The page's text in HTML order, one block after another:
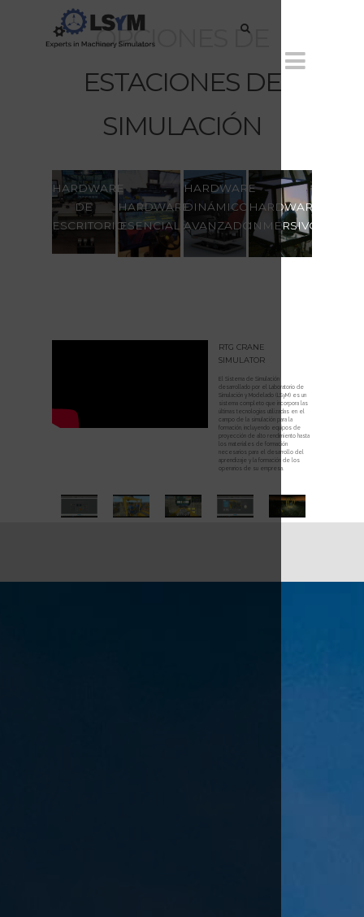
OPCIONES DE
ESTACIONES DE
SIMULACIÓN
HARDWARE
DE
ESCRITORIO
HARDWARE
ESENCIAL
HARDWARE
DINÁMICO
AVANZADO
HARDWARE
INMERSIVO
RTG CRANE
SIMULATOR
El Sistema de Simulación
desarrollado por el Laboratorio de
Simulación y Modelado (LSyM) es un
sistema completo que incorpora las
últimas tecnologías utilizadas en el
campo de la simulación para la
formación, incluyendo equipos de
proyección de alto rendimiento hasta
los materiales de formación
necesarios para el desarrollo del
aprendizaje y la formación de los
operarios de su empresa.